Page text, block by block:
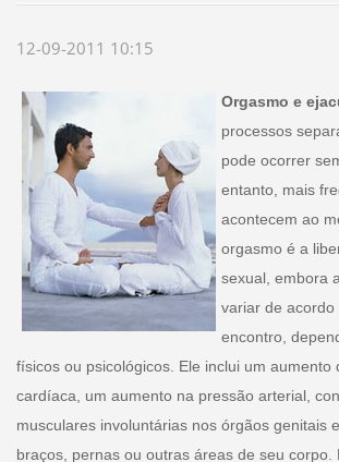
12-09-2011 10:15
Orgasmo e
processos
pode ocorrer
entanto, mais
acontecem ao
orgasmo é a
sexual, embora
variar de acordo
encontro,
físicos ou psicológicos. Ele inclui um aumento
cardíaca, um aumento na pressão arterial,
musculares involuntárias nos órgãos genitais
braços, pernas ou outras áreas de seu corpo.